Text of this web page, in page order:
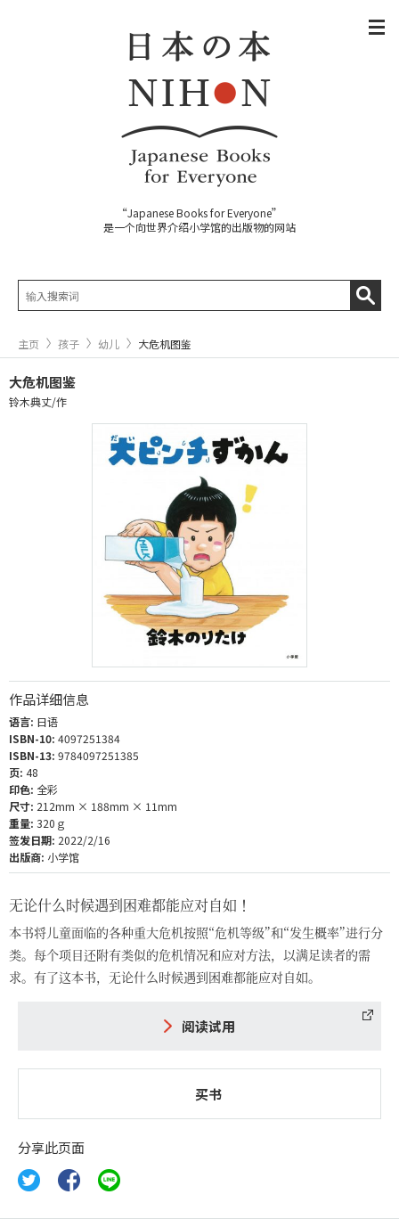
“Japanese Books for Everyone”
是一个向世界介绍小学馆的出版物的网站
主页 孩子 幼儿 大危机图鉴
大危机图鉴
铃木典丈/作
作品详细信息
语言: 日语
ISBN-10: 4097251384
ISBN-13: 9784097251385
页: 48
印色: 全彩
尺寸: 212mm × 188mm × 11mm
重量: 320ｇ
签发日期: 2022/2/16
出版商: 小学馆
无论什么时候遇到困难都能应对自如！
本书将儿童面临的各种重大危机按照“危机等级”和“发生概率”进行分
类。每个项目还附有类似的危机情况和应对方法，以满足读者的需
求。有了这本书，无论什么时候遇到困难都能应对自如。
阅读试用
买书
分享此页面